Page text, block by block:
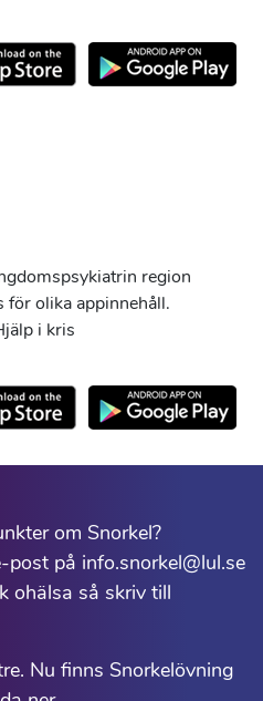
region
för olika appinnehåll.
i kris
om Snorkel?
på info.snorkel@lul.se
ohälsa så skriv till
Nu finns Snorkelövning